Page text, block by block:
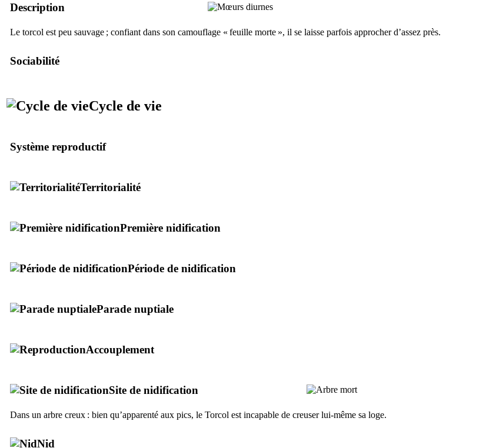
Description
Le torcol est peu sauvage ; confiant dans son camouflage « feuille morte », il se laisse parfois approcher d’assez près.
Sociabilité
Cycle de vie
Système reproductif
Territorialité
Première nidification
Période de nidification
Parade nuptiale
Accouplement
Site de nidification
Dans un arbre creux : bien qu’apparenté aux pics, le Torcol est incapable de creuser lui-même sa loge.
Nid